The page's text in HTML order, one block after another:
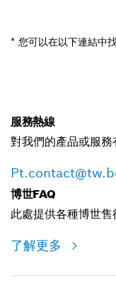
* 您可以在以下連結中
服務熱線
對我們的產品或服務
博世FAQ
此處提供各種博世售
了解更多